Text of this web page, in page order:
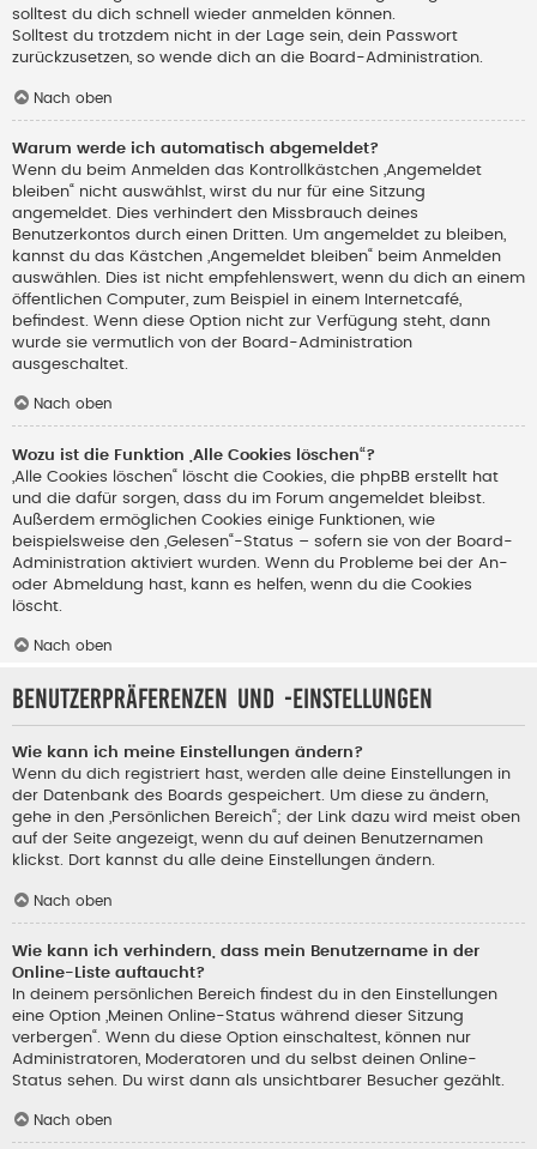
solltest du dich schnell wieder anmelden können.
Solltest du trotzdem nicht in der Lage sein, dein Passwort
zurückzusetzen, so wende dich an die Board-Administration.
Nach oben
Warum werde ich automatisch abgemeldet?
Wenn du beim Anmelden das Kontrollkästchen „Angemeldet
bleiben“ nicht auswählst, wirst du nur für eine Sitzung
angemeldet. Dies verhindert den Missbrauch deines
Benutzerkontos durch einen Dritten. Um angemeldet zu bleiben,
kannst du das Kästchen „Angemeldet bleiben“ beim Anmelden
auswählen. Dies ist nicht empfehlenswert, wenn du dich an einem
öffentlichen Computer, zum Beispiel in einem Internetcafé,
befindest. Wenn diese Option nicht zur Verfügung steht, dann
wurde sie vermutlich von der Board-Administration
ausgeschaltet.
Nach oben
Wozu ist die Funktion „Alle Cookies löschen“?
„Alle Cookies löschen“ löscht die Cookies, die phpBB erstellt hat
und die dafür sorgen, dass du im Forum angemeldet bleibst.
Außerdem ermöglichen Cookies einige Funktionen, wie
beispielsweise den „Gelesen“-Status – sofern sie von der Board-
Administration aktiviert wurden. Wenn du Probleme bei der An-
oder Abmeldung hast, kann es helfen, wenn du die Cookies
löscht.
Nach oben
Benutzerpräferenzen und -einstellungen
Wie kann ich meine Einstellungen ändern?
Wenn du dich registriert hast, werden alle deine Einstellungen in
der Datenbank des Boards gespeichert. Um diese zu ändern,
gehe in den „Persönlichen Bereich“; der Link dazu wird meist oben
auf der Seite angezeigt, wenn du auf deinen Benutzernamen
klickst. Dort kannst du alle deine Einstellungen ändern.
Nach oben
Wie kann ich verhindern, dass mein Benutzername in der
Online-Liste auftaucht?
In deinem persönlichen Bereich findest du in den Einstellungen
eine Option „Meinen Online-Status während dieser Sitzung
verbergen“. Wenn du diese Option einschaltest, können nur
Administratoren, Moderatoren und du selbst deinen Online-
Status sehen. Du wirst dann als unsichtbarer Besucher gezählt.
Nach oben